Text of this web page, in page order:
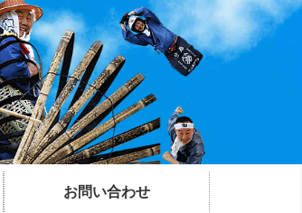
お問い合わせ